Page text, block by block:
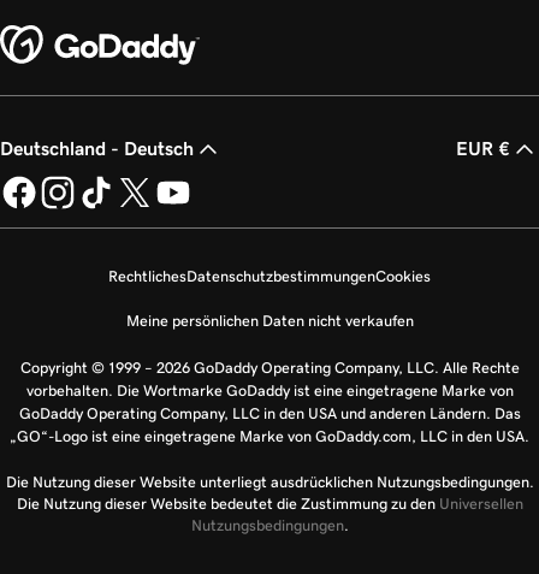
Deutschland - Deutsch EUR €
RechtlichesDatenschutzbestimmungenCookies
Meine persönlichen Daten nicht verkaufen
Copyright © 1999 – 2026 GoDaddy Operating Company, LLC. Alle Rechte
vorbehalten. Die Wortmarke GoDaddy ist eine eingetragene Marke von
GoDaddy Operating Company, LLC in den USA und anderen Ländern. Das
„GO“-Logo ist eine eingetragene Marke von GoDaddy.com, LLC in den USA.
Die Nutzung dieser Website unterliegt ausdrücklichen Nutzungsbedingungen.
Die Nutzung dieser Website bedeutet die Zustimmung zu den Universellen
Nutzungsbedingungen.